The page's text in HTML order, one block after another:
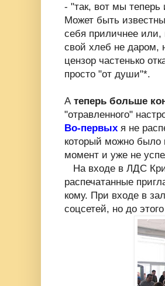
- "так, вот мы теперь
Может быть
себя приличнее или,
свой хлеб не даром,
цензор частенько
просто "от души"*.
А теперь больше
"отравленного"
Во-первых я не
который можно было
момент и уже не
На входе в ЛДС
распечатанные
кому. При входе в
соцсетей, но до этого